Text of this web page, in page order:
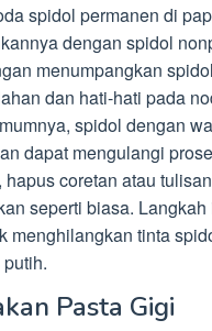
spidol permanen di
dengan spidol
menumpangkan
dan hati-hati pada
spidol dengan
dapat mengulangi
hapus coretan atau
seperti biasa.
menghilangkan tinta
Pasta Gigi